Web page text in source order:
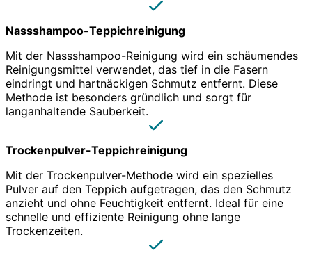
Nassshampoo-Teppichreinigung
Mit der Nassshampoo-Reinigung wird ein schäumendes
Reinigungsmittel verwendet, das tief in die Fasern
eindringt und hartnäckigen Schmutz entfernt. Diese
Methode ist besonders gründlich und sorgt für
langanhaltende Sauberkeit.
Trockenpulver-Teppichreinigung
Mit der Trockenpulver-Methode wird ein spezielles
Pulver auf den Teppich aufgetragen, das den Schmutz
anzieht und ohne Feuchtigkeit entfernt. Ideal für eine
schnelle und effiziente Reinigung ohne lange
Trockenzeiten.